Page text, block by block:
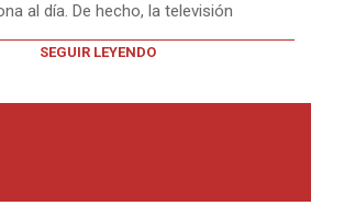
al día. De hecho, la televisión
SEGUIR LEYENDO